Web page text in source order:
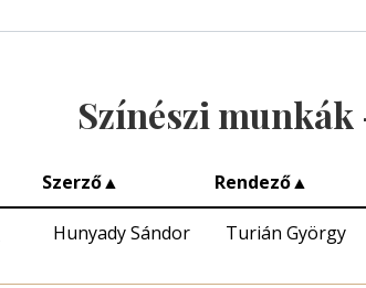
Színészi munkák
Szerző▲ Rendező▲
Hunyady Sándor Turián György